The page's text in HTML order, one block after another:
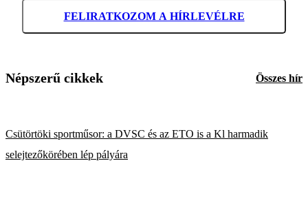
FELIRATKOZOM A HÍRLEVÉLRE
Népszerű cikkek Összes hír
Csütörtöki sportműsor: a DVSC és az ETO is a Kl harmadik
selejtezőkörében lép pályára